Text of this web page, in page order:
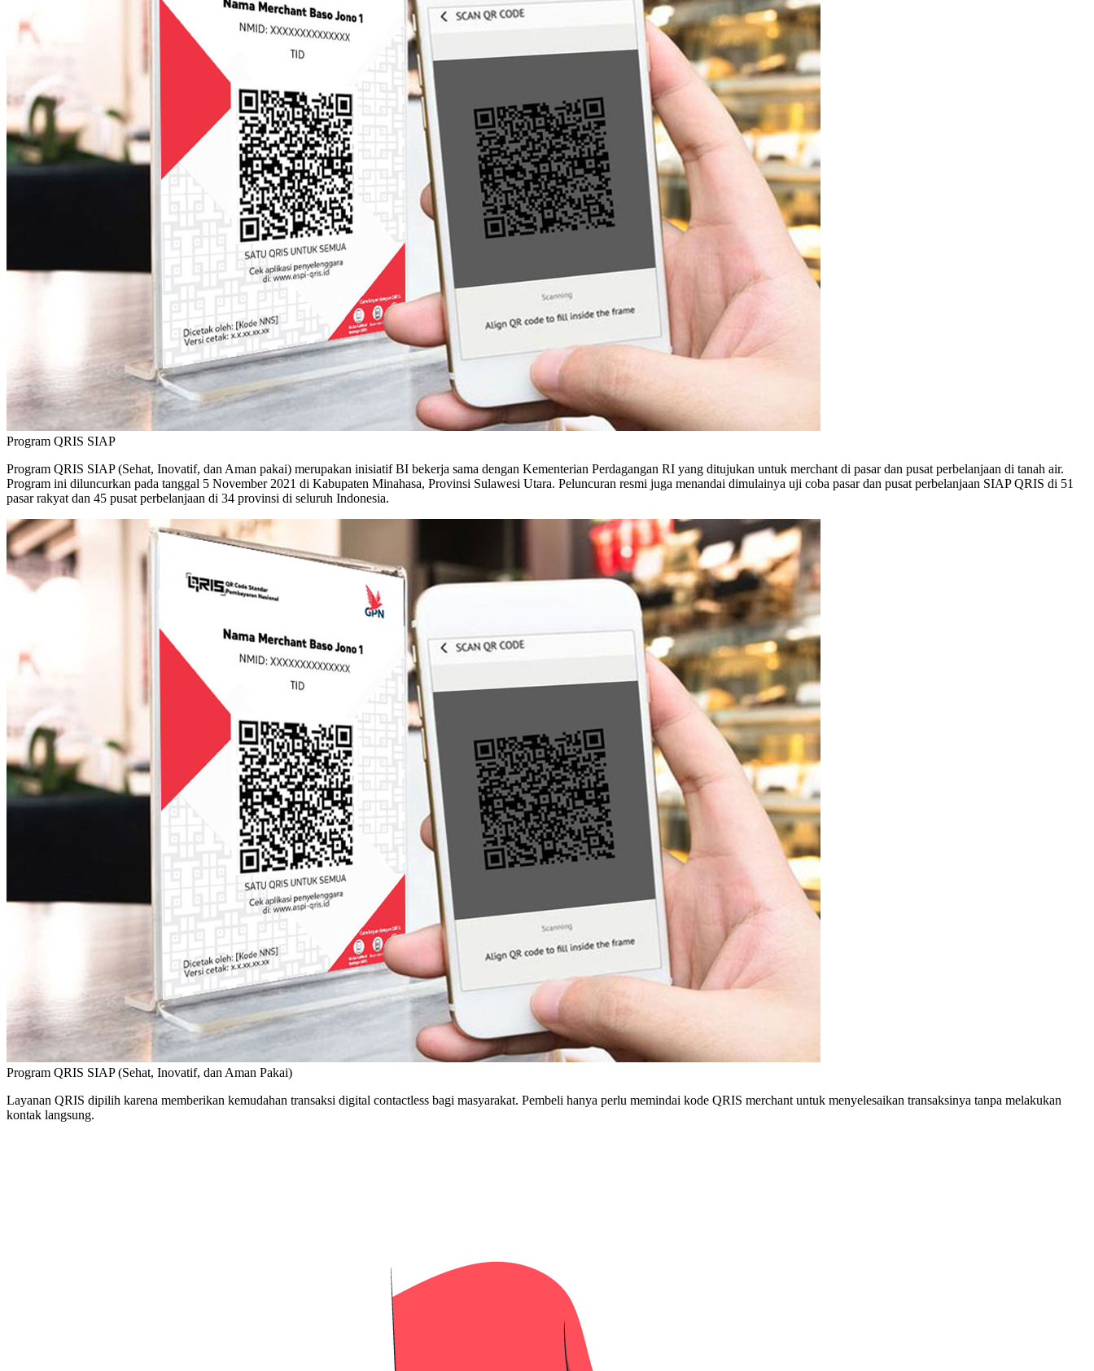
Program QRIS SIAP
Program QRIS SIAP (Sehat, Inovatif, dan Aman pakai) merupakan inisiatif BI bekerja sama dengan Kementerian Perdagangan RI yang ditujukan untuk merchant di pasar dan pusat perbelanjaan di tanah air.
Program ini diluncurkan pada tanggal 5 November 2021 di Kabupaten Minahasa, Provinsi Sulawesi Utara. Peluncuran resmi juga menandai dimulainya uji coba pasar dan pusat perbelanjaan SIAP QRIS di 51
pasar rakyat dan 45 pusat perbelanjaan di 34 provinsi di seluruh Indonesia.
Program QRIS SIAP(Sehat, Inovatif, dan Aman Pakai)
Layanan QRIS dipilih karena memberikan kemudahan transaksi digital contactless bagi masyarakat. Pembeli hanya perlu memindai kode QRIS merchant untuk menyelesaikan transaksinya tanpa melakukan
kontak langsung.